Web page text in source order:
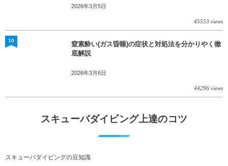
2026年3月5日
45553 views
窒素酔い(ガス昏睡)の症状と対処法を分かりやく徹
底解説
2026年3月6日
44296 views
10
スキューバダイビング上達のコツ
スキューバダイビングの豆知識